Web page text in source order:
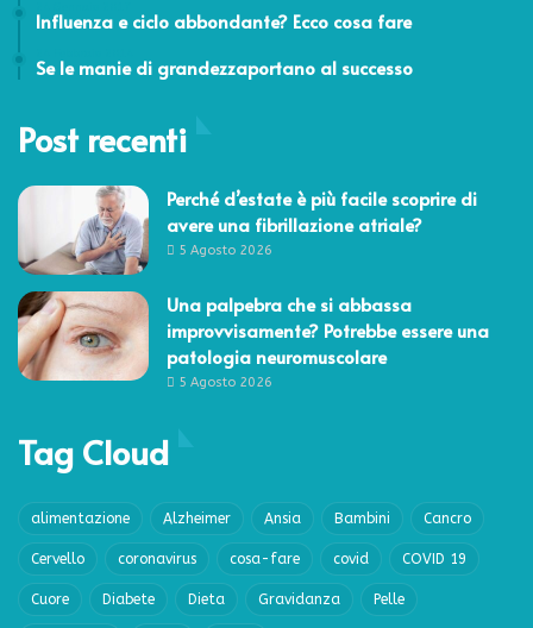
Influenza e ciclo abbondante? Ecco cosa fare
Se le manie di grandezzaportano al successo
Post recenti
Perché d’estate è più facile scoprire di
avere una fibrillazione atriale?
5 Agosto 2026
Una palpebra che si abbassa
improvvisamente? Potrebbe essere una
patologia neuromuscolare
5 Agosto 2026
Tag Cloud
alimentazione Alzheimer Ansia Bambini Cancro
Cervello coronavirus cosa-fare covid COVID 19
Cuore Diabete Dieta Gravidanza Pelle